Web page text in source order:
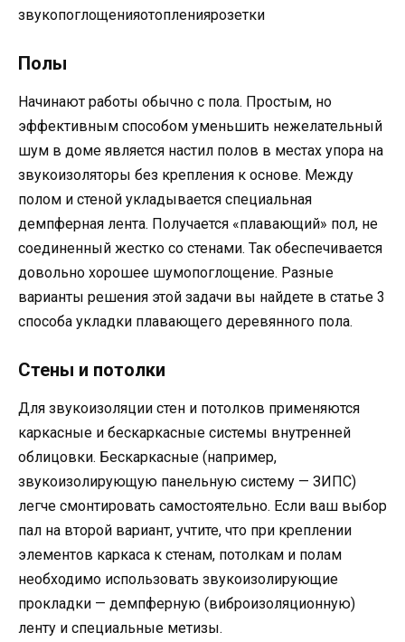
звукопоглощенияотоплениярозетки
Полы
Начинают работы обычно с пола. Простым, но
эффективным способом уменьшить нежелательный
шум в доме является настил полов в местах упора на
звукоизоляторы без крепления к основе. Между
полом и стеной укладывается специальная
демпферная лента. Получается «плавающий» пол, не
соединенный жестко со стенами. Так обеспечивается
довольно хорошее шумопоглощение. Разные
варианты решения этой задачи вы найдете в статье 3
способа укладки плавающего деревянного пола.
Стены и потолки
Для звукоизоляции стен и потолков применяются
каркасные и бескаркасные системы внутренней
облицовки. Бескаркасные (например,
звукоизолирующую панельную систему — ЗИПС)
легче смонтировать самостоятельно. Если ваш выбор
пал на второй вариант, учтите, что при креплении
элементов каркаса к стенам, потолкам и полам
необходимо использовать звукоизолирующие
прокладки — демпферную (виброизоляционную)
ленту и специальные метизы.